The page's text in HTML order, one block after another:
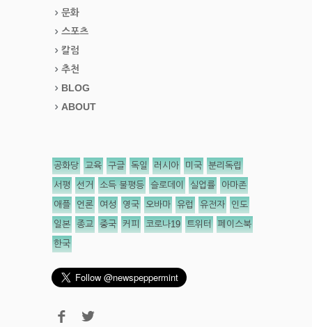
문화
스포츠
칼럼
추천
BLOG
ABOUT
공화당 교육 구글 독일 러시아 미국 분리독립
서평 선거 소득 불평등 슬로데이 실업률 아마존
애플 언론 여성 영국 오바마 유럽 유전자 인도
일본 종교 중국 커피 코로나19 트위터 페이스북
한국